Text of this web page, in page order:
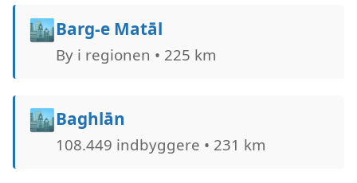
🏙️Barg-e Matāl
By i regionen • 225 km
🏙️Baghlān
108.449 indbyggere • 231 km